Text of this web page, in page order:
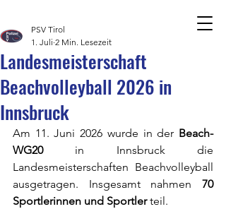
BLOGBEITRÄGE
Landesmeisterschaft
Beachvolleyball 2026 in
Innsbruck
PSV Tirol
1. Juli 2 Min. Lesezeit
Am 11. Juni 2026 wurde in der Beach-
WG20 in Innsbruck die
Landesmeisterschaften Beachvolleyball
ausgetragen. Insgesamt nahmen 70
Sportlerinnen und Sportler teil.